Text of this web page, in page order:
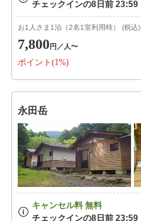
お1人さま1泊（2名1室利用時） (税込)
7,800円 ／人〜
ポイント(1%)
永田岳